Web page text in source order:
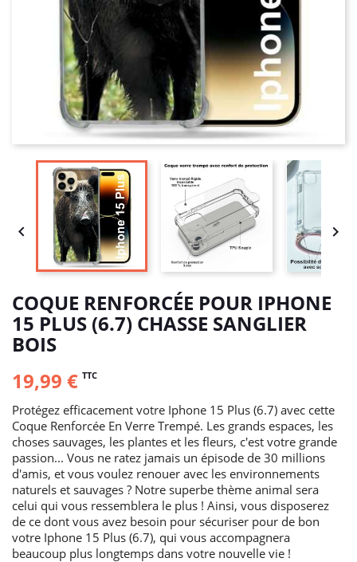
 
COQUE RENFORCÉE POUR IPHONE
15 PLUS (6.7) CHASSE SANGLIER
BOIS
19,99 € TTC
Protégez efficacement votre Iphone 15 Plus (6.7) avec cette
Coque Renforcée En Verre Trempé. Les grands espaces, les
choses sauvages, les plantes et les fleurs, c'est votre grande
passion... Vous ne ratez jamais un épisode de 30 millions
d'amis, et vous voulez renouer avec les environnements
naturels et sauvages ? Notre superbe thème animal sera
celui qui vous ressemblera le plus ! Ainsi, vous disposerez
de ce dont vous avez besoin pour sécuriser pour de bon
votre Iphone 15 Plus (6.7), qui vous accompagnera
beaucoup plus longtemps dans votre nouvelle vie !